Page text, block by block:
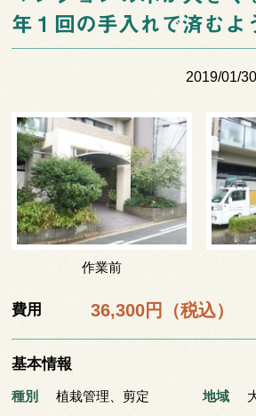
年１回の手入れで済む
2019/01/30
作業前
費用 36,300円（税込）
基本情報
種別 植栽管理 剪定 地域